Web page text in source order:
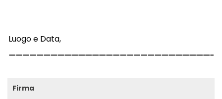
Luogo e Data,
Firma